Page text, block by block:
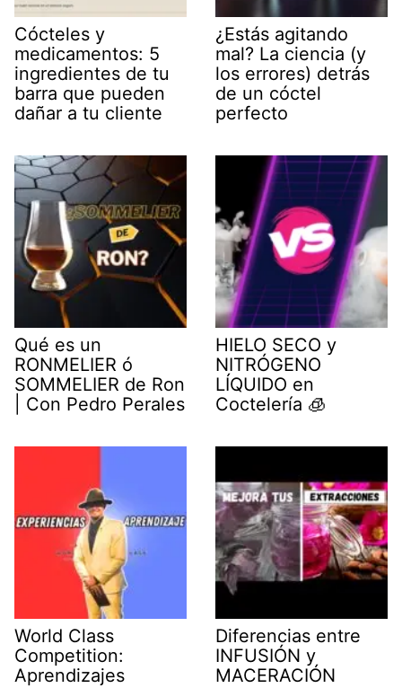
Cócteles y
medicamentos: 5
ingredientes de tu
barra que pueden
dañar a tu cliente
¿Estás agitando
mal? La ciencia (y
los errores) detrás
de un cóctel
perfecto
Qué es un
RONMELIER ó
SOMMELIER de Ron
| Con Pedro Perales
HIELO SECO y
NITRÓGENO
LÍQUIDO en
Coctelería 🧊
World Class
Competition:
Aprendizajes
Diferencias entre
INFUSIÓN y
MACERACIÓN